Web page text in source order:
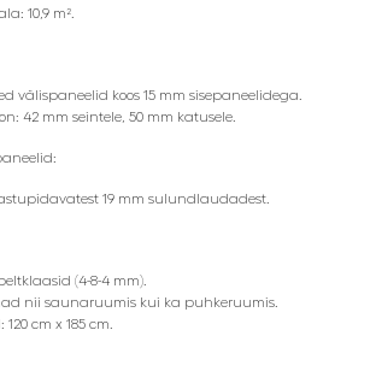
10,9 m².
välispaneelid koos 15 mm sisepaneelidega.
42 mm seintele, 50 mm katusele.
19 mm sulundlaudadest.
(4-8-4 mm).
nii saunaruumis kui ka puhkeruumis.
cm x 185 cm.